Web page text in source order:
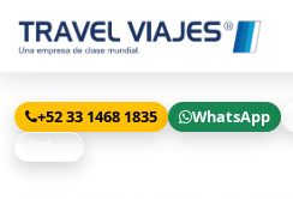
+52 33 1468 1835 WhatsApp